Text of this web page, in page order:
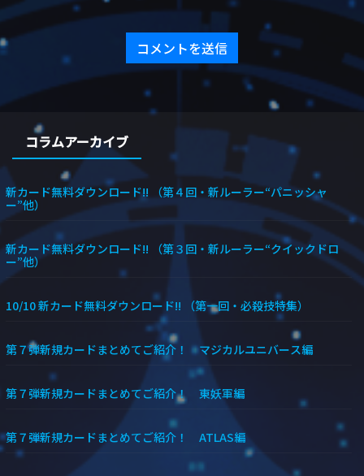
コラムアーカイブ
新カード無料ダウンロード!! （第４回・新ルーラー“パニッシャ
ー”他）
新カード無料ダウンロード!! （第３回・新ルーラー“クイックドロ
ー”他）
10/10 新カード無料ダウンロード!! （第一回・必殺技特集）
第７弾新規カードまとめてご紹介！ マジカルユニバース編
第７弾新規カードまとめてご紹介！ 東妖軍編
第７弾新規カードまとめてご紹介！ ATLAS編